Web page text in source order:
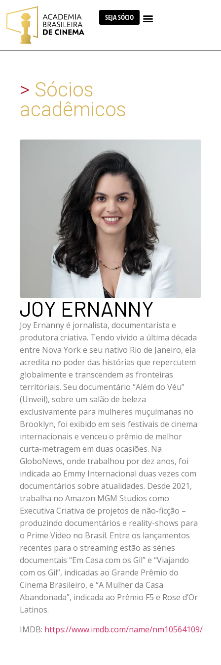
SEJA SÓCIO
> Sócios
acadêmicos
JOY ERNANNY
Joy Ernanny é jornalista, documentarista e
produtora criativa. Tendo vivido a última década
entre Nova York e seu nativo Rio de Janeiro, ela
acredita no poder das histórias que repercutem
globalmente e transcendem as fronteiras
territoriais. Seu documentário “Além do Véu”
(Unveil), sobre um salão de beleza
exclusivamente para mulheres muçulmanas no
Brooklyn, foi exibido em seis festivais de cinema
internacionais e venceu o prêmio de melhor
curta-metragem em duas ocasiões. Na
GloboNews, onde trabalhou por dez anos, foi
indicada ao Emmy Internacional duas vezes com
documentários sobre atualidades. Desde 2021,
trabalha no Amazon MGM Studios como
Executiva Criativa de projetos de não-ficção –
produzindo documentários e reality-shows para
o Prime Video no Brasil. Entre os lançamentos
recentes para o streaming estão as séries
documentais “Em Casa com os Gil” e “Viajando
com os Gil”, indicadas ao Grande Prêmio do
Cinema Brasileiro, e “A Mulher da Casa
Abandonada”, indicada ao Prêmio F5 e Rose d’Or
Latinos.
IMDB: https://www.imdb.com/name/nm10564109/